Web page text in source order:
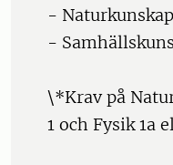
-
-
\*Krav på
1 och Fysik 1a